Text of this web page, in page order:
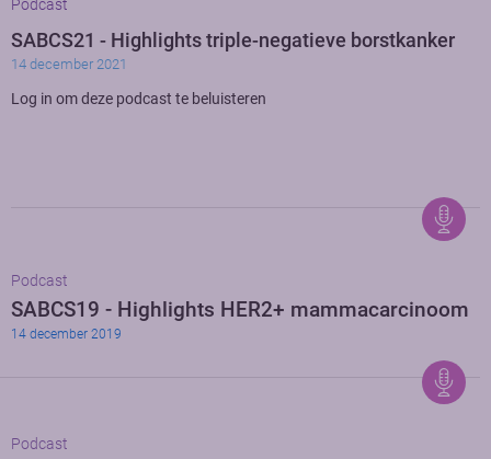
Podcast
SABCS21 - Highlights triple-negatieve borstkanker
14 december 2021
Log in om deze podcast te beluisteren
Podcast
SABCS19 - Highlights HER2+ mammacarcinoom
14 december 2019
Podcast